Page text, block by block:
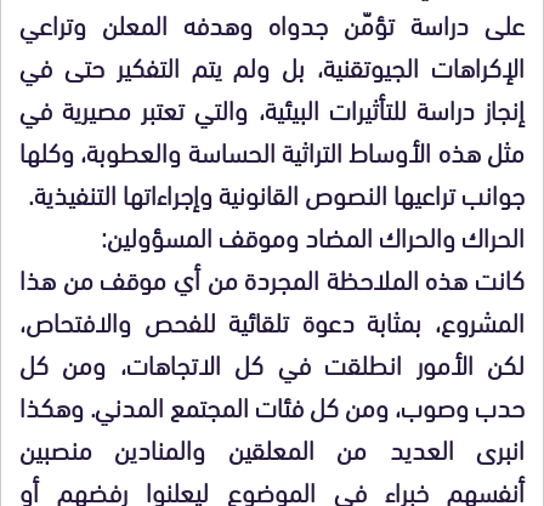
على دراسة تؤمّن جدواه وهدفه المعلن وتراعي
الإكراهات الجيوتقنية، بل ولم يتم التفكير حتى في
إنجاز دراسة للتأثيرات البيئية، والتي تعتبر مصيرية في
مثل هذه الأوساط التراثية الحساسة والعطوبة، وكلها
جوانب تراعيها النصوص القانونية وإجراءاتها التنفيذية.
الحراك والحراك المضاد وموقف المسؤولين:
كانت هذه الملاحظة المجردة من أي موقف من هذا
المشروع، بمثابة دعوة تلقائية للفحص والافتحاص،
لكن الأمور انطلقت في كل الاتجاهات، ومن كل
حدب وصوب، ومن كل فئات المجتمع المدني. وهكذا
انبرى العديد من المعلقين والمنادين منصبين
أنفسهم خبراء في الموضوع ليعلنوا رفضهم أو